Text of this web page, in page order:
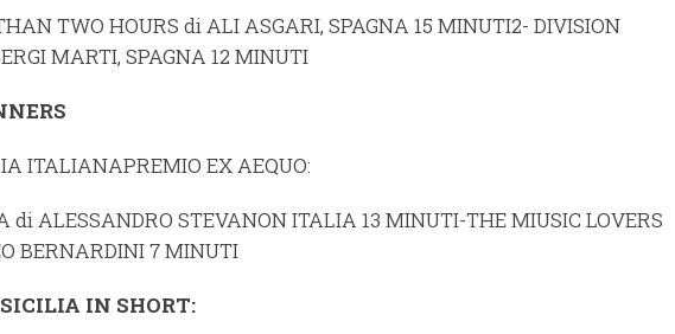
TWO HOURS di ALI ASGARI, SPAGNA 15 MINUTI2- DIVISION
MARTI, SPAGNA 12 MINUTI
ITALIANAPREMIO EX AEQUO:
di ALESSANDRO STEVANON ITALIA 13 MINUTI-THE MIUSIC LOVERS
BERNARDINI 7 MINUTI
IN SHORT: